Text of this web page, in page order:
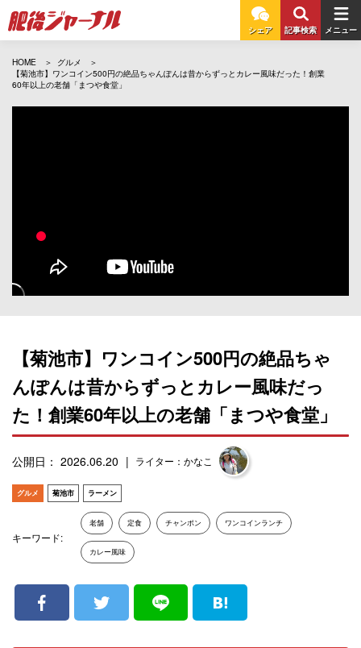
シェア 記事検索 メニュー
HOME
グルメ
【菊池市】ワンコイン500円の絶品ちゃんぽんは昔からずっとカレー風味だった！創業
60年以上の老舗「まつや食堂」
【菊池市】ワンコイン500円の絶品ちゃ
んぽんは昔からずっとカレー風味だっ
た！創業60年以上の老舗「まつや食堂」
公開日： 2026.06.20 ライター：かなこ
グルメ 菊池市 ラーメン
キーワード:
老舗 定食 チャンポン ワンコインランチ
カレー風味